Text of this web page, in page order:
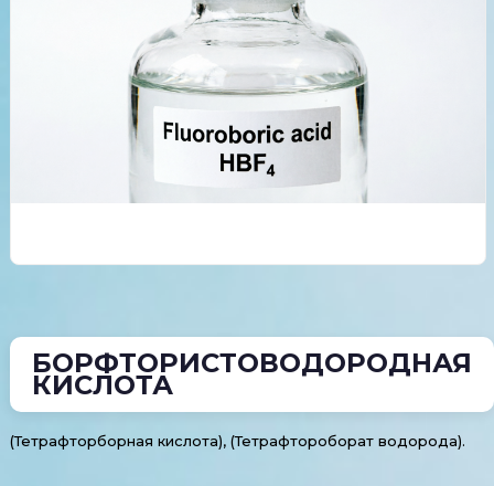
БОРФТОРИСТОВОДОРОДНАЯ
КИСЛОТА
(Тетрафторборная кислота), (Тетрафтороборат водорода).